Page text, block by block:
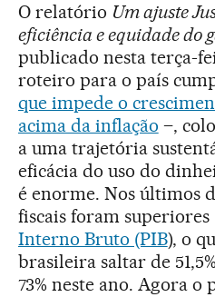
O relatório Um ajuste
eficiência e equidade do
publicado nesta terça-
roteiro para o país
que impede o
acima da inflação –,
a uma trajetória
eficácia do uso do
é enorme. Nos últimos
fiscais foram superiores
Interno Bruto (PIB), o
brasileira saltar de
73% neste ano. Agora